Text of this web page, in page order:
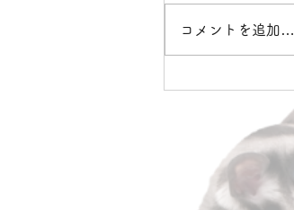
イベント🙏✨
コメントを追加…